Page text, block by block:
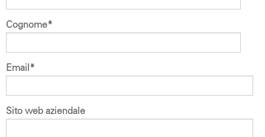
Cognome*
Email *
Sito web aziendale